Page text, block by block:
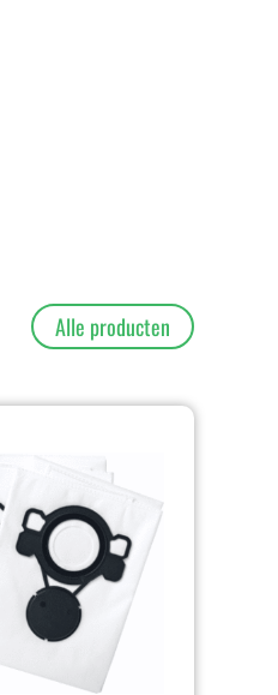
Alle producten